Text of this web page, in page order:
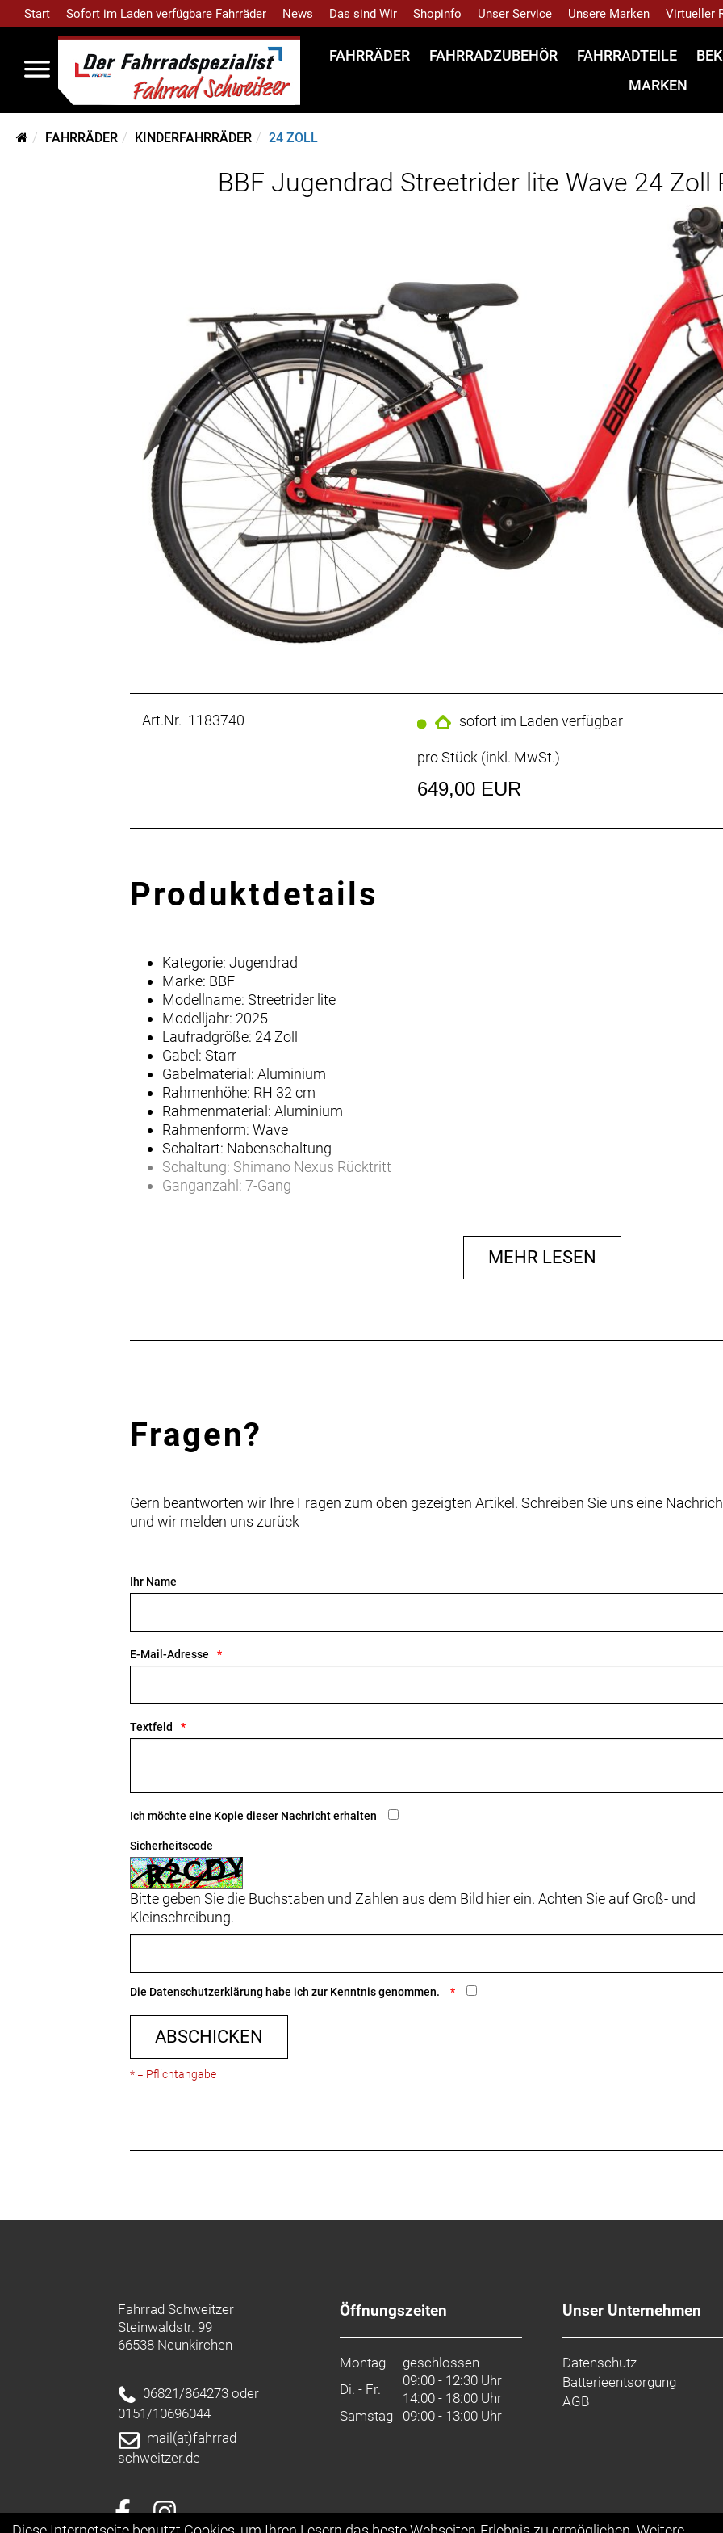
Start Sofort im Laden verfügbare Fahrräder News Das sind Wir Shopinfo Unser Service Unsere Marken Virtueller
FAHRRÄDER FAHRRADZUBEHÖR FAHRRADTEILE
MARKEN
FAHRRÄDER KINDERFAHRRÄDER 24 ZOLL
BBF Jugendrad Streetrider lite Wave 24 Zoll
Art.Nr. 1183740 sofort im Laden verfügbar
pro Stück (inkl. MwSt.)
649,00 EUR
Produktdetails
Kategorie: Jugendrad
Marke: BBF
Modellname: Streetrider lite
Modelljahr: 2025
Laufradgröße: 24 Zoll
Gabel: Starr
Gabelmaterial: Aluminium
Rahmenhöhe: RH 32 cm
Rahmenmaterial: Aluminium
Rahmenform: Wave
Schaltart: Nabenschaltung
Schaltung: Shimano Nexus Rücktritt
Ganganzahl: 7-Gang
MEHR LESEN
Fragen?
Gern beantworten wir Ihre Fragen zum oben gezeigten Artikel. Schreiben Sie uns eine
und wir melden uns zurück
Ihr Name
E-Mail-Adresse
Textfeld
Ich möchte eine Kopie dieser Nachricht erhalten
Sicherheitscode
Bitte geben Sie die Buchstaben und Zahlen aus dem Bild hier ein. Achten Sie auf Groß- und
Kleinschreibung.
Die Datenschutzerklärung habe ich zur Kenntnis genommen.
ABSCHICKEN
* = Pflichtangabe
Fahrrad Schweitzer
Steinwaldstr. 99
66538 Neunkirchen
06821/864273 oder
0151/10696044
mail(at)fahrrad-
schweitzer.de
Öffnungszeiten
Montag
geschlossen
Di. - Fr.
09:00 - 12:30 Uhr
14:00 - 18:00 Uhr
Samstag 09:00 - 13:00 Uhr
Unser Unternehmen
Datenschutz
Batterieentsorgung
AGB